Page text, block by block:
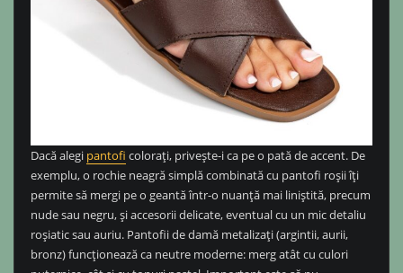
Dacă alegi pantofi colorați, privește-i ca pe o pată de accent. De
exemplu, o rochie neagră simplă combinată cu pantofi roșii îți
permite să mergi pe o geantă într-o nuanță mai liniștită, precum
nude sau negru, și accesorii delicate, eventual cu un mic detaliu
roșiatic sau auriu. Pantofii de damă metalizați (argintii, aurii,
bronz) funcționează ca neutre moderne: merg atât cu culori